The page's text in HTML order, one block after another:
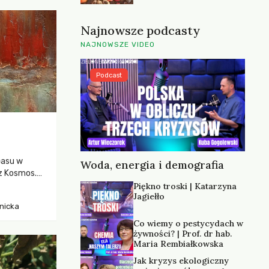
w
Kosmos.
Najnowsze podcasty
NAJNOWSZE VIDEO
Woda, energia i demografia
Podcast
Piękno troski | Katarzyna
Jagiełło
Co wiemy o pestycydach w
żywności? | Prof. dr hab.
Maria Rembiałkowska
Jak kryzys ekologiczny